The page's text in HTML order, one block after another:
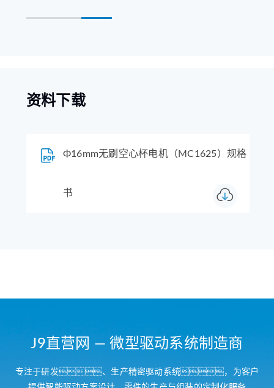
资料下载
Φ16mm无刷空心杯电机（MC1625）规格
书
J9直营网 — 微型驱动系统制造商
专注于研发、生产精密驱动系统，为客户